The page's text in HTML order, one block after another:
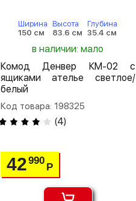
Ширина
150 см
Высота
83.6 см
Глубина
35.4 см
в наличии: мало
Комод Денвер КМ-02 с
ящиками ателье светлое/
белый
Код товара: 198325
(4)
42990
Р